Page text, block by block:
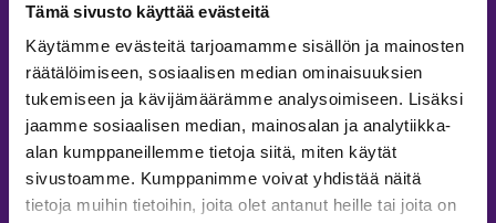
Tämä sivusto käyttää evästeitä
Käytämme evästeitä tarjoamamme sisällön ja mainosten
räätälöimiseen, sosiaalisen median ominaisuuksien
tukemiseen ja kävijämäärämme analysoimiseen. Lisäksi
jaamme sosiaalisen median, mainosalan ja analytiikka-
alan kumppaneillemme tietoja siitä, miten käytät
sivustoamme. Kumppanimme voivat yhdistää näitä
tietoja muihin tietoihin, joita olet antanut heille tai joita on
MAJOITUS